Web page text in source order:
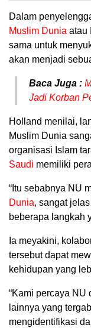
Dalam
Muslim Dunia atau
sama untuk
akan menjadi
Baca Juga :
Jadi Korban
Holland menilai,
Muslim Dunia
organisasi Islam
Saudi memiliki
“Itu sebabnya NU
Dunia, sangat
beberapa langkah
Ia meyakini,
tersebut dapat
kehidupan yang
“Kami percaya NU
lainnya yang
mengidentifikasi